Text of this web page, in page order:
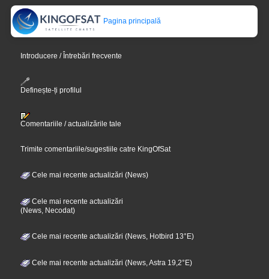
Pagina principală
Introducere / Întrebări frecvente
Definește-ți profilul
Comentariile / actualizările tale
Trimite comentariile/sugestiile catre KingOfSat
Cele mai recente actualizări (News)
Cele mai recente actualizări
(News, Necodat)
Cele mai recente actualizări (News, Hotbird 13°E)
Cele mai recente actualizări (News, Astra 19,2°E)